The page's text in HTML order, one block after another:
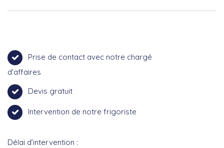
Prise de contact avec notre chargé
d'affaires
Devis gratuit
Intervention de notre frigoriste
Délai d’intervention :